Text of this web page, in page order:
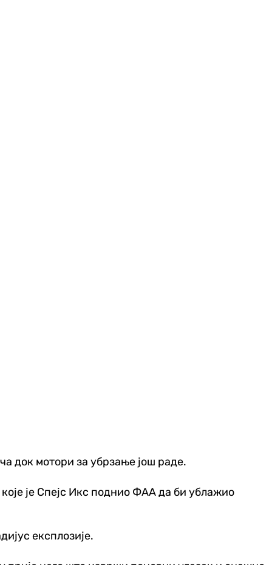
док мотори за убрзање још раде.
је Спејс Икс поднио ФАА да би ублажио
експлозије.